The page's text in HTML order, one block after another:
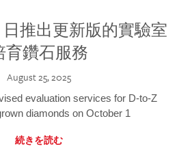
日推出更新版的實驗室
育鑽石服務
August 25, 2025
evaluation services for D-to-Z
diamonds on October 1
続きを読む